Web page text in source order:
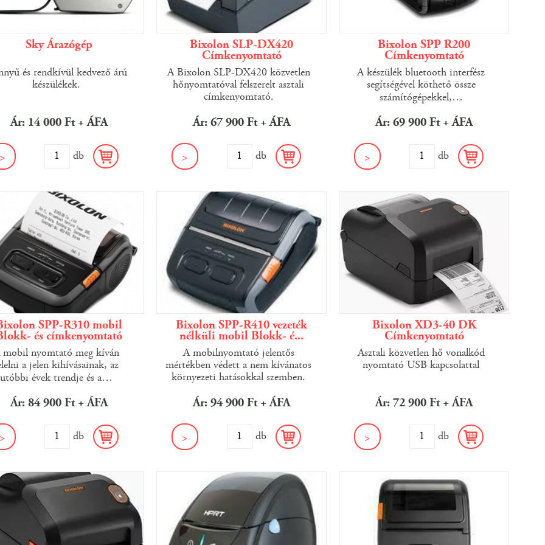
Sky Árazógép
és rendkívül kedvező árú
készülékek.
Ár: 14 000 Ft + ÁFA
db
Bixolon SLP-DX420
Címkenyomtató
A Bixolon SLP-DX420 közvetlen
hőnyomtatóval felszerelt asztali
címkenyomtató.
Ár: 67 900 Ft + ÁFA
> db
Bixolon SPP R200
Címkenyomtató
A készülék bluetooth interfész
segítségével köthető össze
számítógépekkel,…
Ár: 69 900 Ft + ÁFA
> db
SPP-R310 mobil
és címkenyomtató
mobil nyomtató meg kíván
a jelen kihívásainak, az
utóbbi évek trendje és a…
Ár: 84 900 Ft + ÁFA
db
Bixolon SPP-R410 vezeték
nélküli mobil Blokk- é...
A mobilnyomtató jelentős
mértékben védett a nem kívánatos
környezeti hatásokkal szemben.
Ár: 94 900 Ft + ÁFA
> db
Bixolon XD3-40 DK
Címkenyomtató
Asztali közvetlen hő vonalkód
nyomtató USB kapcsolattal
Ár: 72 900 Ft + ÁFA
> db